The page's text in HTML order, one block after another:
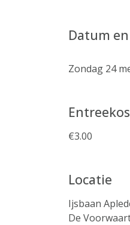
Datum
Zondag 24
€3.00
Locatie
Ijsbaan
De